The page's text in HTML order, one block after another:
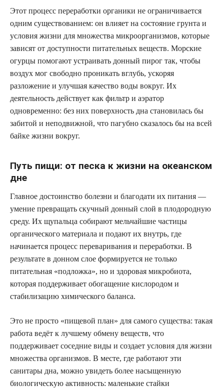
Этот процесс переработки органики не ограничивается
одним существованием: он влияет на состояние грунта и
условия жизни для множества микроорганизмов, которые
зависят от доступности питательных веществ. Морские
огурцы помогают устраивать донный пирог так, чтобы
воздух мог свободно проникать вглубь, ускоряя
разложение и улучшая качество воды вокруг. Их
деятельность действует как фильтр и аэратор
одновременно: без них поверхность дна становилась бы
забитой и неподвижной, что пагубно сказалось бы на всей
байке жизни вокруг.
Путь пищи: от песка к жизни на океанском
дне
Главное достоинство болезни и благодати их питания —
умение превращать скучный донный слой в плодородную
среду. Их щупальца собирают мельчайшие частицы
органического материала и подают их внутрь, где
начинается процесс переваривания и переработки. В
результате в донном слое формируется не только
питательная «подложка», но и здоровая микробиота,
которая поддерживает обогащение кислородом и
стабилизацию химического баланса.
Это не просто «пищевой план» для самого существа: такая
работа ведёт к лучшему обмену веществ, что
поддерживает соседние виды и создает условия для жизни
множества организмов. В месте, где работают эти
санитары дна, можно увидеть более насыщенную
биологическую активность: маленькие стайки